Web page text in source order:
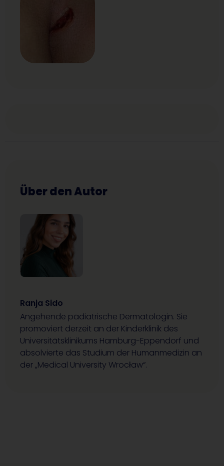
Über den Autor
Ranja Sido
Angehende pädiatrische Dermatologin. Sie
promoviert derzeit an der Kinderklinik des
Universitätsklinikums Hamburg-Eppendorf und
absolvierte das Studium der Humanmedizin an
der „Medical University Wrocław“.